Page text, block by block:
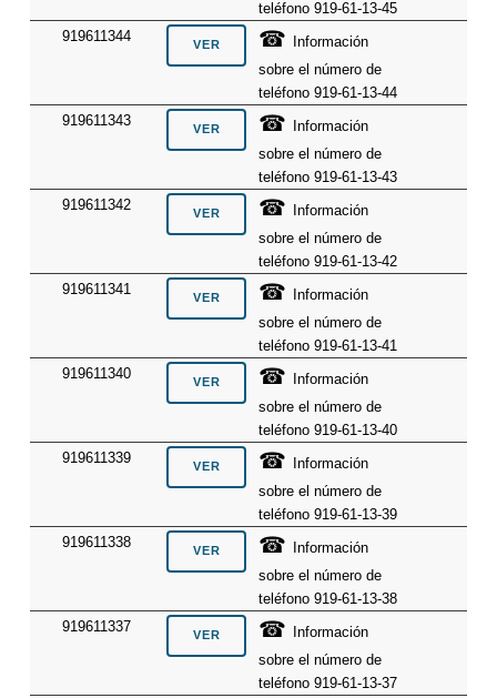
teléfono 919-61-13-45
919611344
☎
Información
sobre el número de
teléfono 919-61-13-44
919611343
☎
Información
sobre el número de
teléfono 919-61-13-43
919611342
☎
Información
sobre el número de
teléfono 919-61-13-42
919611341
☎
Información
sobre el número de
teléfono 919-61-13-41
919611340
☎
Información
sobre el número de
teléfono 919-61-13-40
919611339
☎
Información
sobre el número de
teléfono 919-61-13-39
919611338
☎
Información
sobre el número de
teléfono 919-61-13-38
919611337
☎
Información
sobre el número de
teléfono 919-61-13-37